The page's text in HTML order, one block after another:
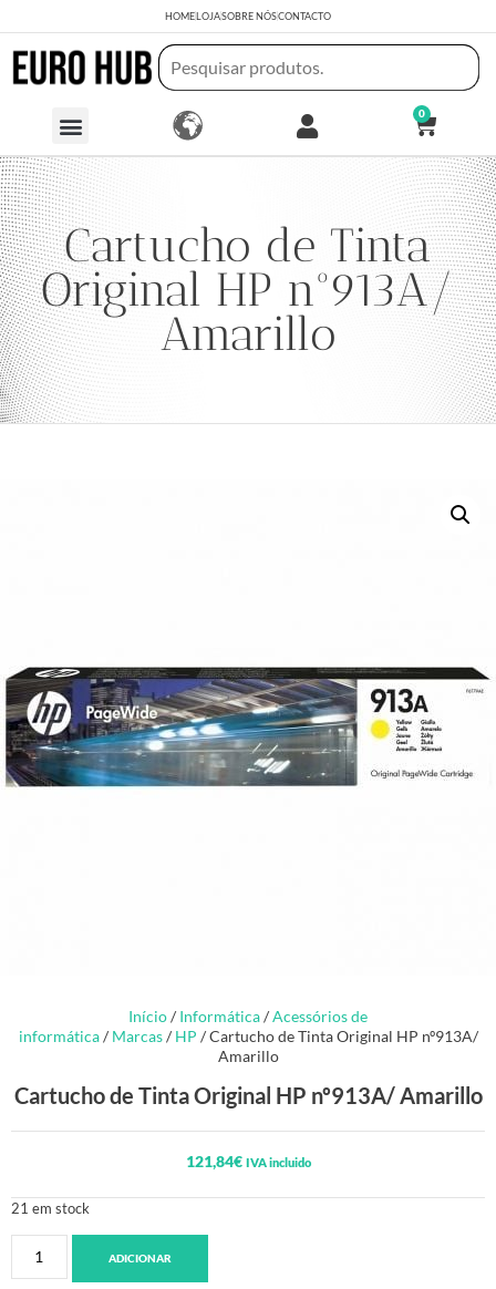
HOMELOJASOBRE NÓSCONTACTO
0
Cartucho de Tinta
Original HP nº913A/
Amarillo
Início/ Informática/Acessórios de
informática/ Marcas/ HP / Cartucho de Tinta Original HP nº913A/
Amarillo
Cartucho de Tinta Original HP nº913A/ Amarillo
121,84€ IVA incluido
21 em stock
ADICIONAR